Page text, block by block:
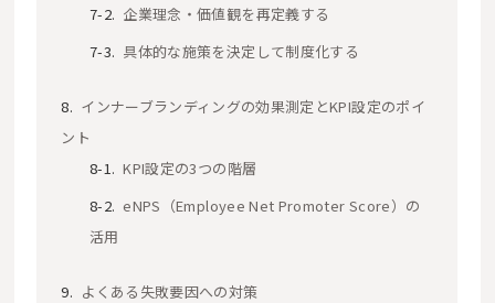
企業理念・価値観を再定義する
具体的な施策を決定して制度化する
インナーブランディングの効果測定とKPI設定のポイ
ント
KPI設定の3つの階層
eNPS（Employee Net Promoter Score）の
活用
よくある失敗要因への対策